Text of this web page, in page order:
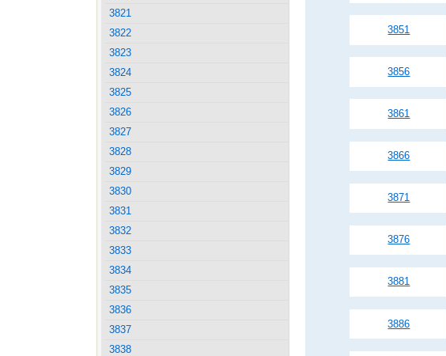
3851
3856
3861
3866
3871
3876
3881
3886
3821
3822
3823
3824
3825
3826
3827
3828
3829
3830
3831
3832
3833
3834
3835
3836
3837
3838